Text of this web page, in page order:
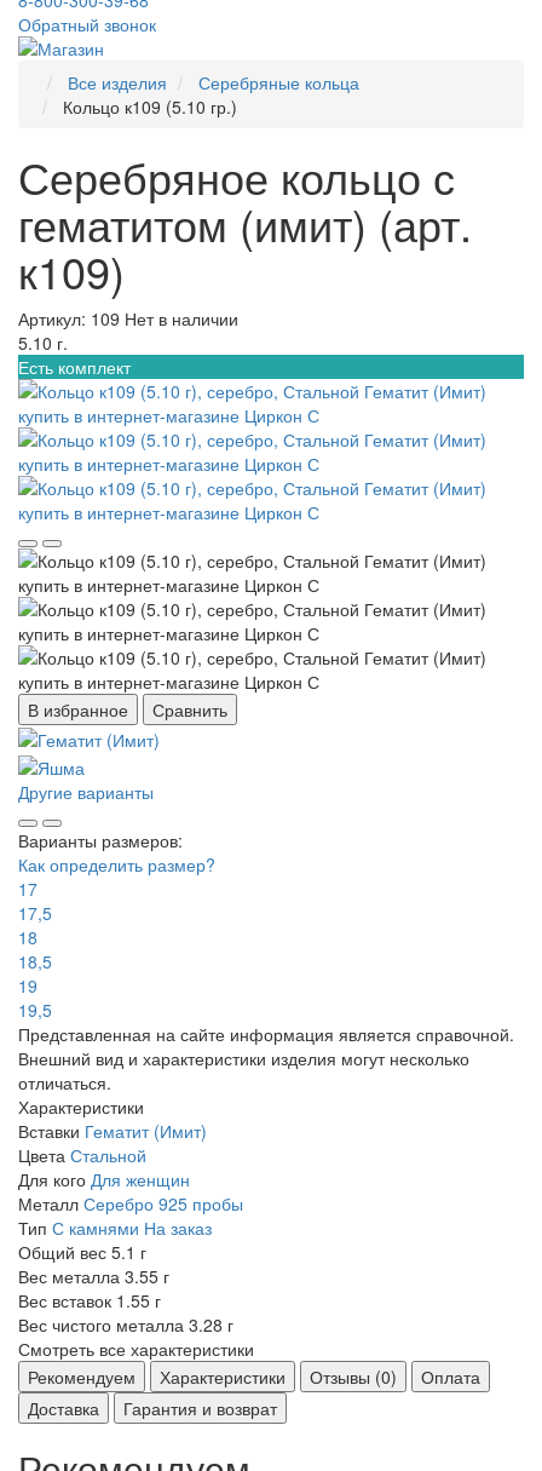
Обратный звонок
Все изделия
Серебряные кольца
Кольцо к109 (5.10 гр.)
Серебряное кольцо с
гематитом (имит) (арт.
к109)
Артикул: 109 Нет в наличии
5.10 г.
Есть комплект
В избранное Сравнить
Другие варианты
Варианты размеров:
Как определить размер?
17
17,5
18
18,5
19
19,5
Представленная на сайте информация является справочной.
Внешний вид и характеристики изделия могут несколько
отличаться.
Характеристики
Вставки Гематит (Имит)
Цвета Стальной
Для кого Для женщин
Металл Серебро 925 пробы
Тип С камнями На заказ
Общий вес 5.1 г
Вес металла 3.55 г
Вес вставок 1.55 г
Вес чистого металла 3.28 г
Смотреть все характеристики
Рекомендуем
Характеристики Отзывы (0)
Оплата
Доставка
Гарантия и возврат